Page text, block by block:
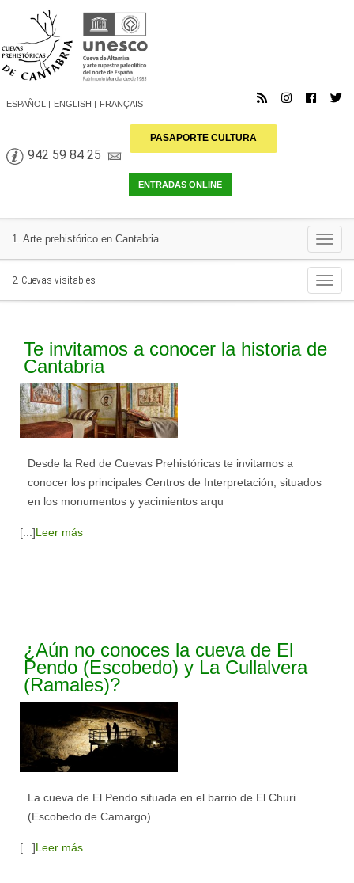
ESPAÑOL ENGLISH FRANÇAIS
942 59 84 25
PASAPORTE CULTURA
1. Arte prehistórico en Cantabria
2. Cuevas visitables
Te invitamos a conocer la historia de
Cantabria
Desde la Red de Cuevas Prehistóricas te invitamos a
conocer los principales Centros de Interpretación, situados
en los monumentos y yacimientos arqu
[...]Leer más
¿Aún no conoces la cueva de El
Pendo (Escobedo) y La Cullalvera
(Ramales)?
La cueva de El Pendo situada en el barrio de El Churi
(Escobedo de Camargo).
[...]Leer más